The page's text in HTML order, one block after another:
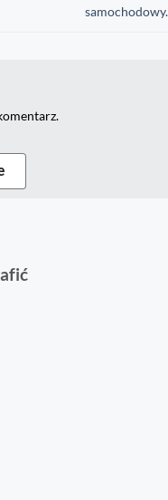
samochodowy.